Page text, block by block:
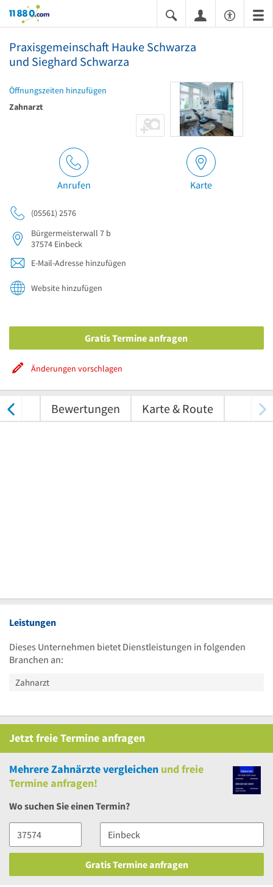
11880.com
Praxisgemeinschaft Hauke Schwarza
und Sieghard Schwarza
Öffnungszeiten hinzufügen
Zahnarzt
Anrufen Karte
(05561) 2576
Bürgermeisterwall 7 b
37574 Einbeck
E-Mail-Adresse hinzufügen
Website hinzufügen
Gratis Termine anfragen
Änderungen vorschlagen
Bewertungen Karte & Route
Leistungen
Dieses Unternehmen bietet Dienstleistungen in folgenden
Branchen an:
Zahnarzt
JetztfreieTermine anfragen
MehrereZahnärzte vergleichen undfreie
Termine anfragen!
Wo suchen Sie einen Termin?
Gratis Termine anfragen